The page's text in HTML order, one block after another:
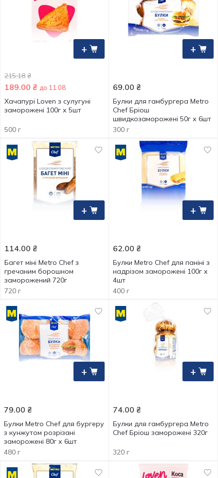
+
215.18 ₴
189.00 ₴ до 11.08
Хачапурі Loven з сулугуні
заморожені 100г х 5шт
500 г
+
69.00 ₴
Булки для гамбургера Metro
Chef Бріош
швидкозаморожені 50г х 6шт
300 г
+
114.00 ₴
Багет міні Metro Chef з
гречаним борошном
заморожений 720г
720 г
+
62.00 ₴
Булки Metro Chef для паніні з
надрізом заморожені 100г х
4шт
400 г
+
79.00 ₴
Булки Metro Chef для бургеру
з кунжутом розрізані
заморожені 80г х 6шт
480 г
+
74.00 ₴
Булки для гамбургера Metro
Chef Бріош заморожені 320г
320 г